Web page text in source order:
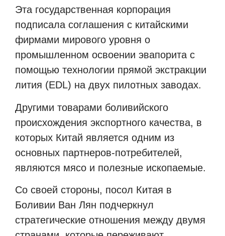
Эта государственная корпорация
подписала соглашения с китайскими
фирмами мирового уровня о
промышленном освоении эвапорита с
помощью технологии прямой экстракции
лития (EDL) на двух пилотных заводах.
Другими товарами боливийского
происхождения экспортного качества, в
которых Китай является одним из
основных партнеров-потребителей,
являются мясо и полезные ископаемые.
Со своей стороны, посол Китая в
Боливии Ван Лян подчеркнул
стратегические отношения между двумя